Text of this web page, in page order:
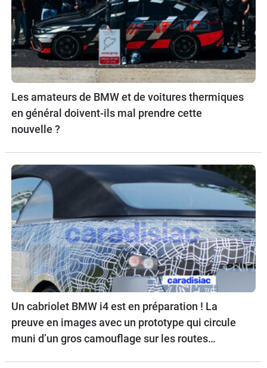
Les amateurs de BMW et de voitures thermiques
en général doivent-ils mal prendre cette
nouvelle ?
Un cabriolet BMW i4 est en préparation ! La
preuve en images avec un prototype qui circule
muni d’un gros camouflage sur les routes